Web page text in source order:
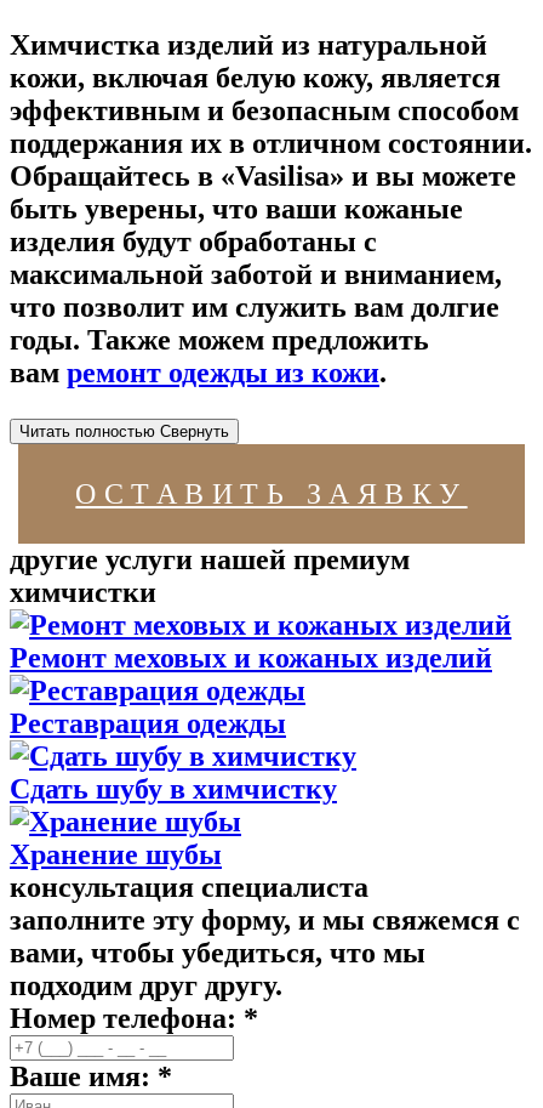
Химчистка изделий из натуральной
кожи, включая белую кожу, является
эффективным и безопасным способом
поддержания их в отличном состоянии.
Обращайтесь в «Vasilisa» и вы можете
быть уверены, что ваши кожаные
изделия будут обработаны с
максимальной заботой и вниманием,
что позволит им служить вам долгие
годы. Также можем предложить
вам ремонт одежды из кожи.
Читать полностью Свернуть
ОСТАВИТЬ ЗАЯВКУ
другие услуги нашей премиум
химчистки
Ремонт меховых и кожаных изделий
Реставрация одежды
Сдать шубу в химчистку
Хранение шубы
консультация специалиста
заполните эту форму, и мы свяжемся с
вами, чтобы убедиться, что мы
подходим друг другу.
Номер телефона: *
Ваше имя: *